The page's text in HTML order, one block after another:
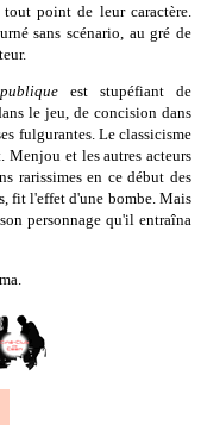
point de leur caractère.
sans scénario, au gré de
est stupéfiant de
le jeu, de concision dans
fulgurantes. Le classicisme
Menjou et les autres acteurs
rarissimes en ce début des
fit l'effet d'une bombe. Mais
personnage qu'il entraîna